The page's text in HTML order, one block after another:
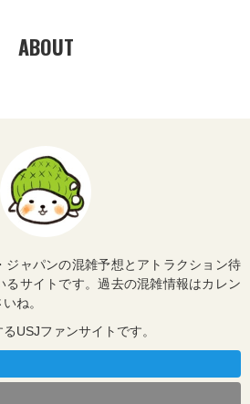
ABOUT
ジャパンの混雑予想とアトラクション待
るサイトです。過去の混雑情報はカレン
ね。
USJファンサイトです。